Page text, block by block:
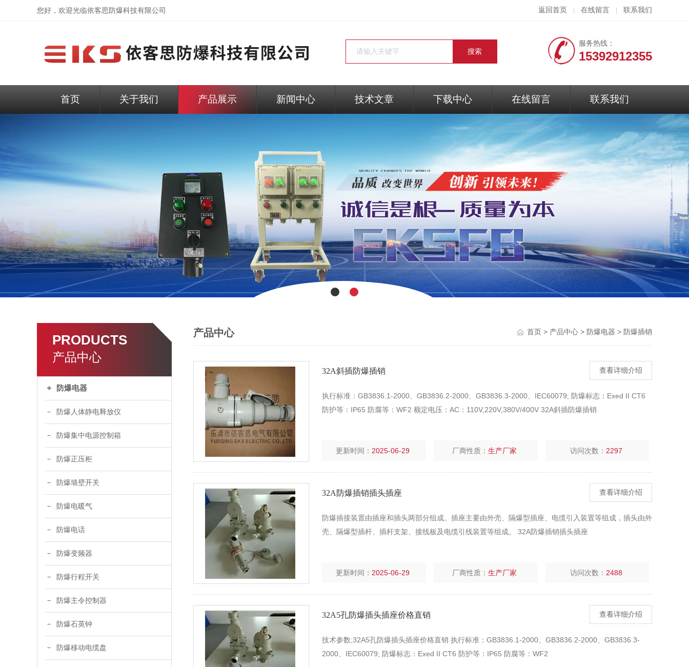
您好，欢迎光临依客思防爆科技有限公司 返回首页 在线留言 联系我们
服务热线：
15392912355
首页 关于我们 产品展示 新闻中心 技术文章 下载中心 在线留言 联系我们
PRODUCTS
产品中心
防爆电器
防爆人体静电释放仪
防爆集中电源控制箱
防爆正压柜
防爆墙壁开关
防爆电暖气
防爆电话
防爆变频器
防爆行程开关
防爆主令控制器
防爆石英钟
防爆移动电缆盘
产品中心 首页 > 产品中心 > 防爆电器 > 防爆插销
32A斜插防爆插销 查看详细介绍
执行标准：GB3836.1-2000、GB3836.2-2000、GB3836.3-2000、IEC60079; 防爆标志：Exed II CT6
防护等：IP65 防腐等：WF2 额定电压：AC：110V,220V,380V/400V 32A斜插防爆插销
更新时间：2025-06-29 厂商性质：生产厂家 访问次数：2297
32A防爆插销插头插座 查看详细介绍
防爆插接装置由插座和插头两部分组成。插座主要由外壳、隔爆型插座、电缆引入装置等组成，插头由外
壳、隔爆型插杆、插杆支架、接线板及电缆引线装置等组成。 32A防爆插销插头插座
更新时间：2025-06-29 厂商性质：生产厂家 访问次数：2488
32A5孔防爆插头插座价格直销 查看详细介绍
技术参数;32A5孔防爆插头插座价格直销 执行标准：GB3836.1-2000、GB3836.2-2000、GB3836.3-
2000、IEC60079; 防爆标志：Exed II CT6 防护等：IP65 防腐等：WF2